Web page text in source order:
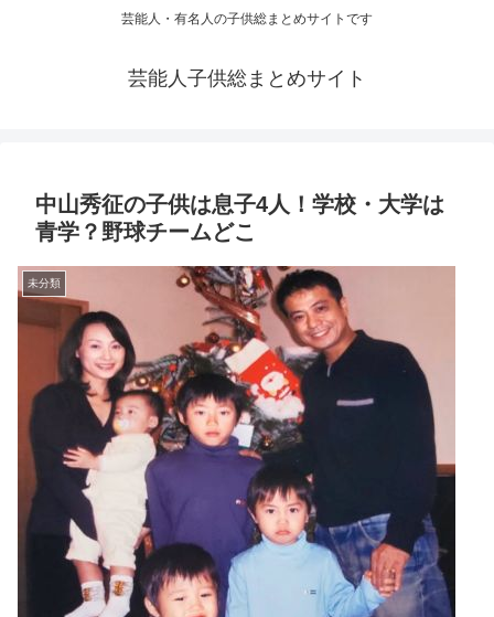
芸能人・有名人の子供総まとめサイトです
芸能人子供総まとめサイト
中山秀征の子供は息子4人！学校・大学は
青学？野球チームどこ
未分類